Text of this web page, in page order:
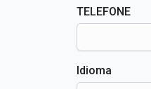
TELEFONE
Idioma